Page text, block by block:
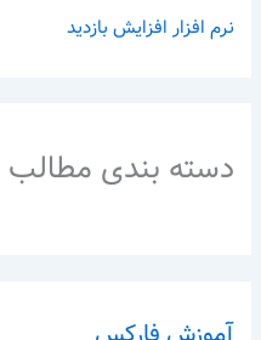
نرم افزار افزایش بازدید
دسته بندی مطالب